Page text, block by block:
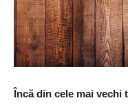
Încă din cele mai